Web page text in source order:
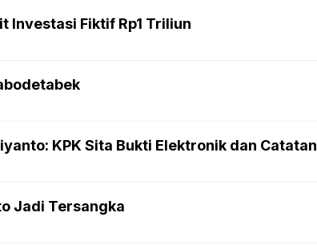
Investasi Fiktif Rp1 Triliun
KPK Sita Bukti Elektronik dan Catatan
Jadi Tersangka